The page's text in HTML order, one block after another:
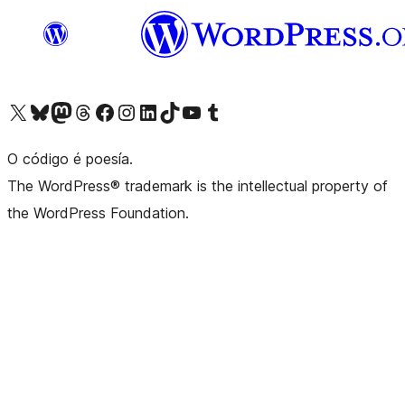
Visita la cuenta de X (anteriormente Twitter)
Visita a nosa conta de Bluesky
Visita a nosa conta de Mastodon
Visita a nosa conta de Threads
Visita a nosa páxina de Facebook
Visita a nosa conta de Instagram
Visita a nosa conta de LinkedIn
Visita a nosa conta de TikTok
Visita a nosa canle de YouTube
Visita a nosa conta de Tumblr
O código é poesía.
The WordPress® trademark is the intellectual property of
the WordPress Foundation.